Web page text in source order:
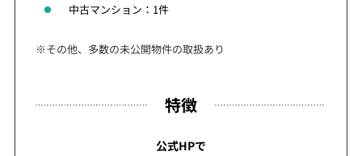
中古マンション：1件
※その他、多数の未公開物件の取扱あり
特徴
公式HPで